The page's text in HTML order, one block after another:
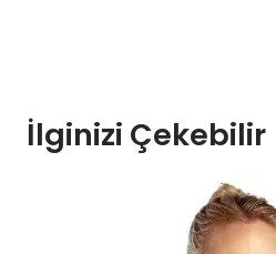
İlginizi Çekebilir